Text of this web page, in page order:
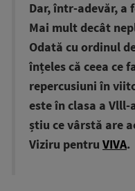
Dar, într-adevăr, a
Mai mult decât
Odată cu ordinul
înțeles că ceea ce
repercusiuni în
este în clasa a Vlll-
știu ce vârstă are
Viziru pentru VIVA.